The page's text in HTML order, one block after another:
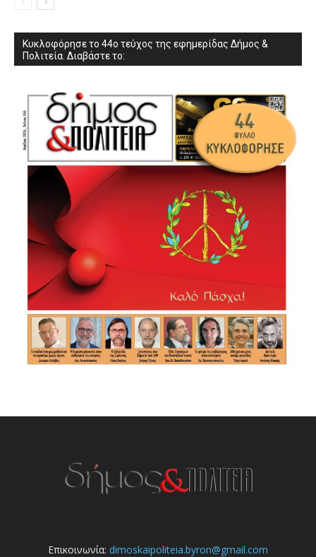
Κυκλοφόρησε το 44ο τεύχος της εφημερίδας Δήμος &
Πολιτεία. Διαβάστε το:
Επικοινωνία: dimoskaipoliteia.byron@gmail.com